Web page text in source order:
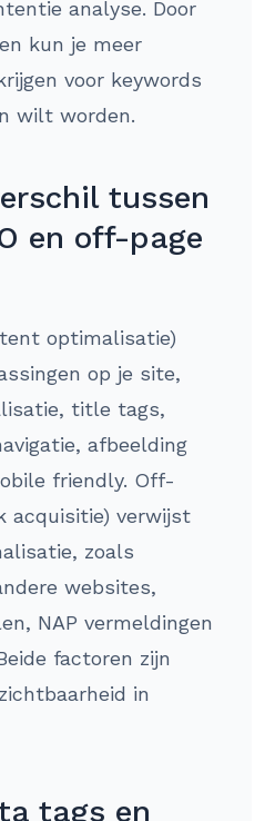
analyse. Door
kun je meer
voor keywords
wilt worden.
tussen
en off-page
optimalisatie)
op je site,
title tags,
afbeelding
friendly. Off-
acquisitie) verwijst
zoals
websites,
NAP vermeldingen
factoren zijn
in
tags en